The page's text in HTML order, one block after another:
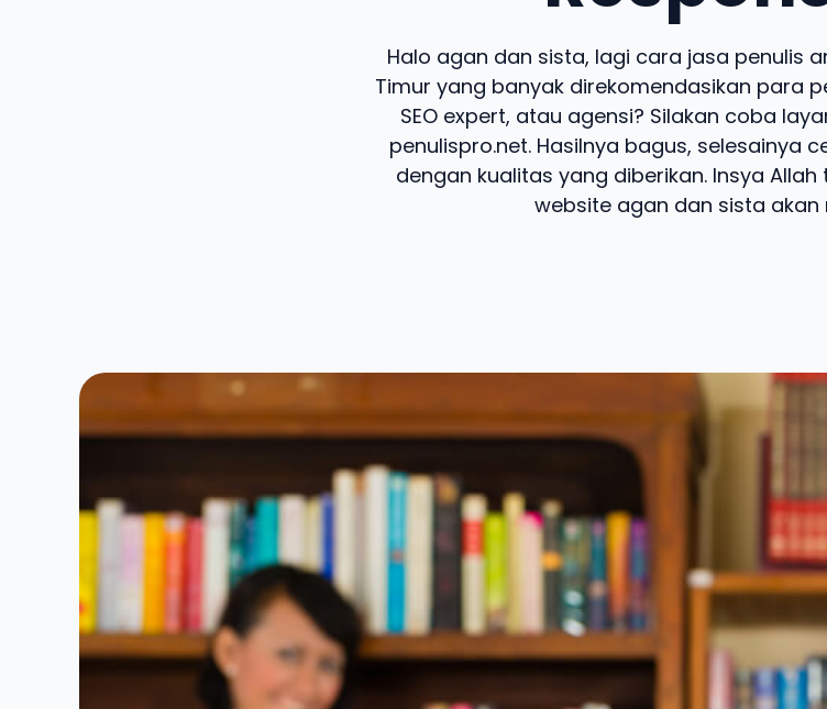
Halo agan dan sista, lagi cara jasa penulis
Timur yang banyak direkomendasikan para
SEO expert, atau agensi? Silakan coba
penulispro.net. Hasilnya bagus, selesainya
dengan kualitas yang diberikan. Insya
website agan dan sista akan